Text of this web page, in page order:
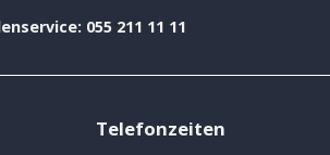
055 211 11 11
Telefonzeiten